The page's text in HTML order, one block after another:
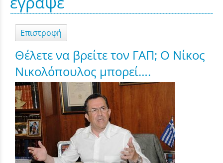
Επιστροφή
Θέλετε να βρείτε τον ΓΑΠ; Ο Νίκος
Νικολόπουλος μπορεί….